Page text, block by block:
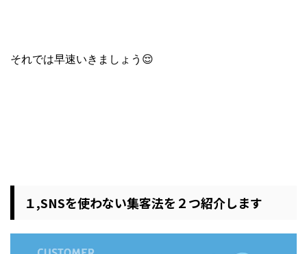
それでは早速いきましょう😌
１,SNSを使わない集客法を２つ紹介します